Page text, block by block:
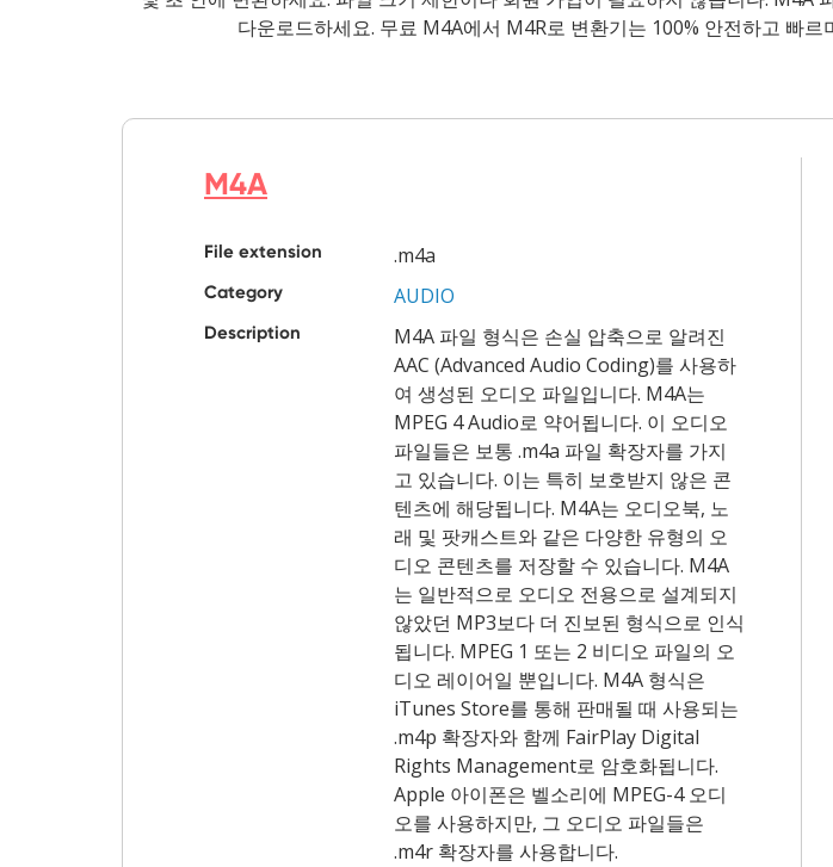
다운로드하세요. 무료 M4A에서 M4R로 변환기는 100% 안전하고 빠
M4A
File extension .m4a
Category AUDIO
Description
M4A 파일 형식은 손실 압축으로 알려진
AAC (Advanced Audio Coding)를 사용하
여 생성된 오디오 파일입니다. M4A는
MPEG 4 Audio로 약어됩니다. 이 오디오
파일들은 보통 .m4a 파일 확장자를 가지
고 있습니다. 이는 특히 보호받지 않은 콘
텐츠에 해당됩니다. M4A는 오디오북, 노
래 및 팟캐스트와 같은 다양한 유형의 오
디오 콘텐츠를 저장할 수 있습니다. M4A
는 일반적으로 오디오 전용으로 설계되지
않았던 MP3보다 더 진보된 형식으로 인식
됩니다. MPEG 1 또는 2 비디오 파일의 오
디오 레이어일 뿐입니다. M4A 형식은
iTunes Store를 통해 판매될 때 사용되는
.m4p 확장자와 함께 FairPlay Digital
Rights Management로 암호화됩니다.
Apple 아이폰은 벨소리에 MPEG-4 오디
오를 사용하지만, 그 오디오 파일들은
.m4r 확장자를 사용합니다.